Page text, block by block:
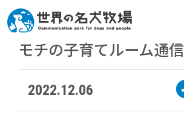
モチの子育てルーム通信
2022.12.06